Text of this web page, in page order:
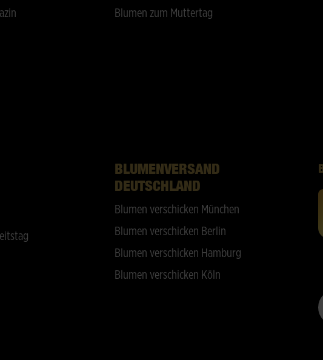
Blumen zum Muttertag
BLUMENVERSAND
DEUTSCHLAND
Blumen verschicken München
Blumen verschicken Berlin
Blumen verschicken Hamburg
Blumen verschicken Köln